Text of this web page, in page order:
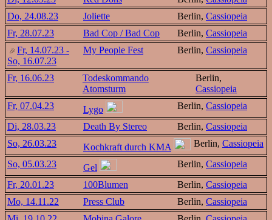
Do, 24.08.23
Joliette Berlin, Cassiopeia
Fr, 28.07.23
Bad Cop / Bad Cop Berlin, Cassiopeia
Fr, 14.07.23 -
So, 16.07.23
My People Fest Berlin, Cassiopeia
Fr, 16.06.23
Todeskommando
Atomsturm
Berlin,
Cassiopeia
Fr, 07.04.23
Lygo Berlin, Cassiopeia
Di, 28.03.23
Death By Stereo Berlin, Cassiopeia
So, 26.03.23
Kochkraft durch KMA Berlin, Cassiopeia
So, 05.03.23
Gel Berlin, Cassiopeia
Fr, 20.01.23
100Blumen Berlin, Cassiopeia
Mo, 14.11.22
Press Club Berlin, Cassiopeia